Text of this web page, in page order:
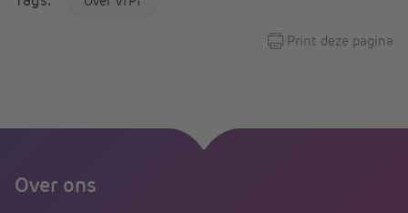
Print deze pagina
Over ons